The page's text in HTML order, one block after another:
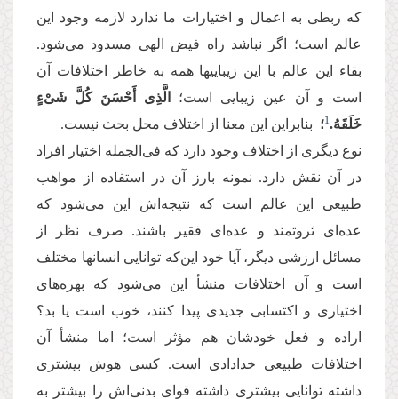
که ربطی به اعمال و اختیارات ما ندارد لازمه وجود این
عالم است؛ اگر نباشد راه فیض الهی مسدود می‌شود.
بقاء این عالم با این زیباییها همه به خاطر اختلافات آن
است و آن عین زیبایی است؛
الَّذِی أَحْسَنَ كُلَّ شَیْءٍ
خَلَقَهُ.1؛ بنابراین این معنا از اختلاف محل بحث نیست.
نوع دیگری از اختلاف وجود دارد که فی‌الجمله اختیار افراد
در آن نقش دارد. نمونه بارز آن در استفاده از مواهب
طبیعی این عالم است که نتیجه‌اش این می‌شود که
عده‌ای ثروتمند و عده‌ای فقیر باشند. صرف نظر از
مسائل ارزشی دیگر، آیا خود این‌که توانایی انسانها مختلف
است و آن اختلافات منشأ این می‌شود که بهره‌های
اختیاری و اکتسابی جدیدی پیدا کنند، خوب است یا بد؟
اراده و فعل خودشان هم مؤثر است؛ اما منشأ آن
اختلافات طبیعی خدادادی است. کسی هوش بیشتری
داشته توانایی بیشتری داشته قوای بدنی‌اش را بیشتر به